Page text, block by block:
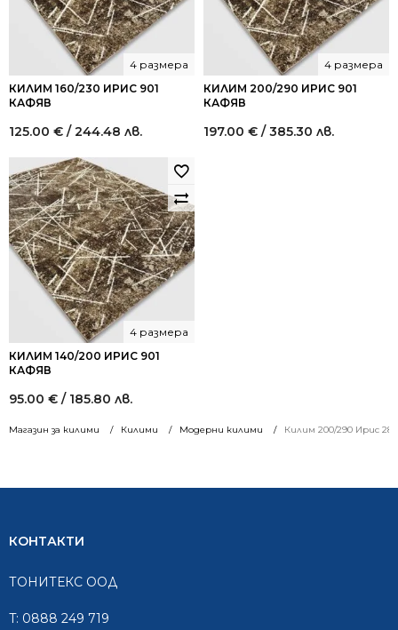
Магазин за килими Килими Модерни килими Килим 200/290 Ирис
КИЛИМ 160/230 ИРИС 901
КАФЯВ
4 размера
125.00 € / 244.48 лв.
КИЛИМ 200/290 ИРИС 901
КАФЯВ
4 размера
197.00 € / 385.30 лв.
КИЛИМ 140/200 ИРИС 901
КАФЯВ
4 размера
95.00 € / 185.80 лв.
КОНТАКТИ
ТОНИТЕКС ООД
T: 0888 249 719